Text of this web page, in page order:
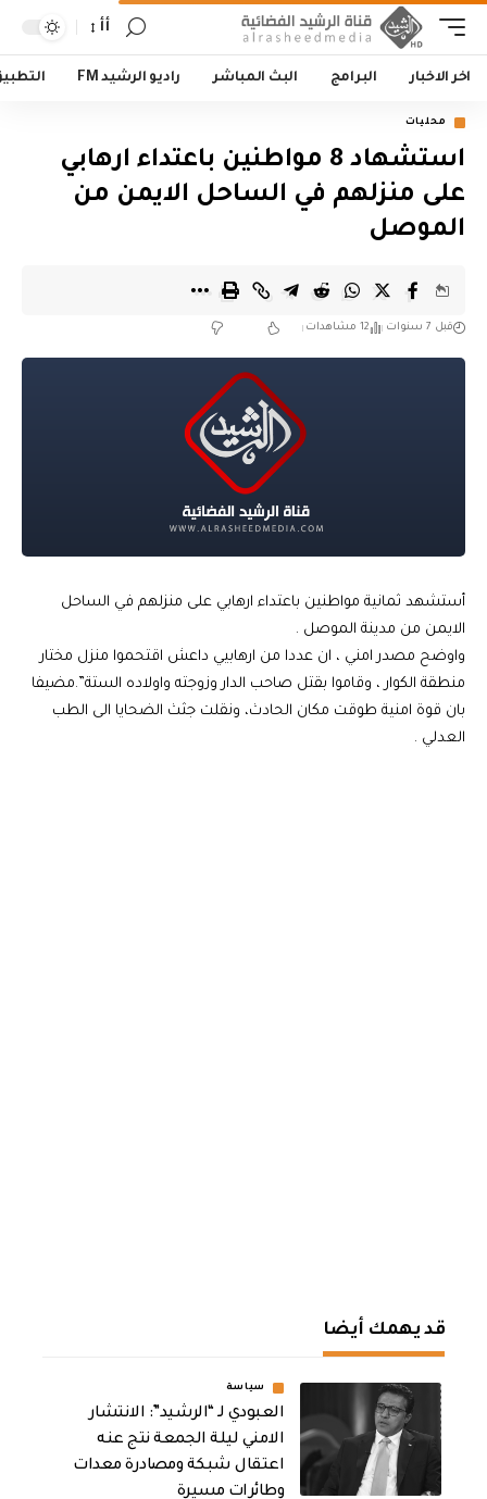
أأ
اخر الاخبار البرامج البث المباشر راديو الرشيد FM
محليات
استشهاد 8 مواطنين باعتداء ارهابي
على منزلهم في الساحل الايمن من
الموصل
قبل 7 سنوات 12 مشاهدات
أستشهد ثمانية مواطنين باعتداء ارهابي على منزلهم في الساحل
الايمن من مدينة الموصل .
واوضح مصدر امني ، ان عددا من ارهابيي داعش اقتحموا منزل مختار
منطقة الكوار ، وقاموا بقتل صاحب الدار وزوجته واولاده الستة”.مضيفا
بان قوة امنية طوقت مكان الحادث، ونقلت جثث الضحايا الى الطب
العدلي .
قد يهمك أيضا
سياسة
العبودي لـ “الرشيد”: الانتشار
الامني ليلة الجمعة نتج عنه
اعتقال شبكة ومصادرة معدات
وطائرات مسيرة